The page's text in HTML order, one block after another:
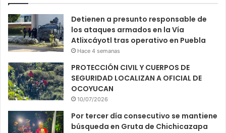
Detienen a presunto responsable de
los ataques armados en la Vía
Atlixcáyotl tras operativo en Puebla
Hace 4 semanas
PROTECCIÓN CIVIL Y CUERPOS DE
SEGURIDAD LOCALIZAN A OFICIAL DE
OCOYUCAN
10/07/2026
Por tercer día consecutivo se mantiene
búsqueda en Gruta de Chichicazapa